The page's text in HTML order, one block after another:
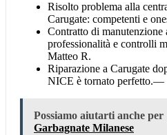
Risolto problema alla
Carugate: competenti e
Contratto di manutenzione
professionalità e controlli
Matteo R.
Riparazione a Carugate
NICE è tornato perfetto.—
Possiamo aiutarti anche per
Garbagnate Milanese